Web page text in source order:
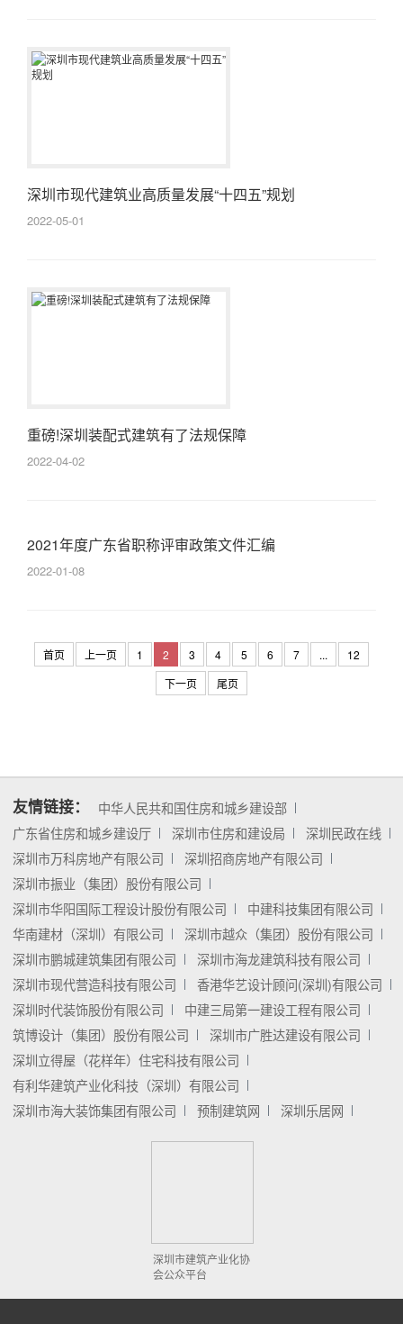
深圳市现代建筑业高质量发展“十四五”规划
2022-05-01
重磅!深圳装配式建筑有了法规保障
2022-04-02
2021年度广东省职称评审政策文件汇编
2022-01-08
首页 上一页 1 2 3 4 5 6 7 ...
12
下一页
尾页
友情链接：
中华人民共和国住房和城乡建设部
广东省住房和城乡建设厅
深圳市住房和建设局
深圳民政在线
深圳市万科房地产有限公司
深圳招商房地产有限公司
深圳市振业（集团）股份有限公司
深圳市华阳国际工程设计股份有限公司
中建科技集团有限公司
华南建材（深圳）有限公司
深圳市越众（集团）股份有限公司
深圳市鹏城建筑集团有限公司
深圳市海龙建筑科技有限公司
深圳市现代营造科技有限公司
香港华艺设计顾问(深圳)有限公司
深圳时代装饰股份有限公司
中建三局第一建设工程有限公司
筑博设计（集团）股份有限公司
深圳市广胜达建设有限公司
深圳立得屋（花样年）住宅科技有限公司
有利华建筑产业化科技（深圳）有限公司
深圳市海大装饰集团有限公司
预制建筑网 深圳乐居网
深圳市建筑产业化协
会公众平台